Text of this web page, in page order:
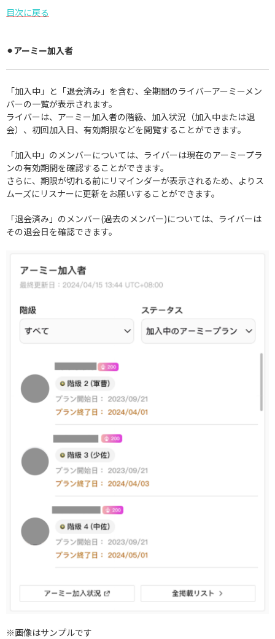
目次に戻る
⚫︎アーミー加入者
「加入中」と「退会済み」を含む、全期間のライバーアーミーメン
バーの一覧が表示されます。
ライバーは、アーミー加入者の階級、加入状況（加入中または退
会）、初回加入日、有効期限などを閲覧することができます。
「加入中」のメンバーについては、ライバーは現在のアーミープラ
ンの有効期間を確認することができます。
さらに、期限が切れる前にリマインダーが表示されるため、よりス
ムーズにリスナーに更新をお願いすることができます。
「退会済み」のメンバー(過去のメンバー)については、ライバーは
その退会日を確認できます。
※画像はサンプルです